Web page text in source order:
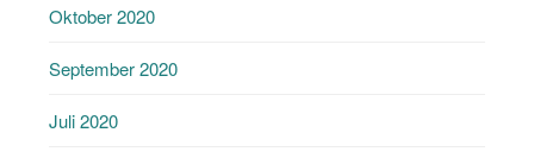
Oktober 2020
September 2020
Juli 2020